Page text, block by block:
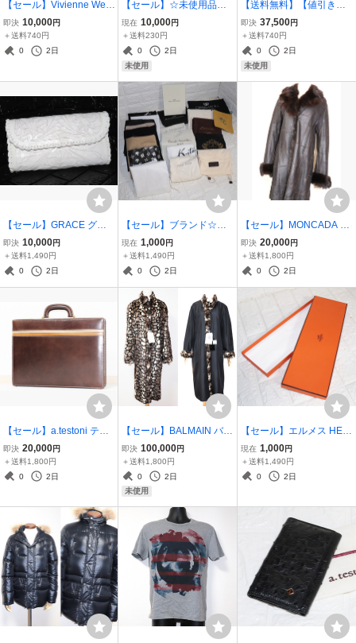
【セール】Vivienne West
wood ヴィヴィアン お洒
落オーブ♪☆美品☆収納◎
小銭入れ ラウンドジップ
即決 10,000円
＋送料740円
0
2日
【セール】☆未使用品☆
クロコレザー 鰐革 マルチ
ポケット 小銭入れ付き パ
ッチワーク ラウンドジッ
プ ギャランティカード付
現在 10,000円
＋送料230円
0
2日
未使用
【送料無料】【値引き
可】廃盤 未使用 BVLGAR
I ブルガリ オ パフメ オー
テルージュ EAU PARFUM
EE AU THE ROUGE 100
即決 37,500円
＋送料740円
0
2日
未使用
【セール】GRACE グレ
ース お洒落デザイン♪☆美
品☆カービング レザー 彫
刻 革 ポケット付き クラッ
即決 10,000円
＋送料1,490円
0
2日
【セール】ブランド☆美
品☆複数セット 大量 保存
袋
現在 1,000円
＋送料1,490円
0
2日
【セール】MONCADA モ
ンカーダ Wファーモデル♪
ラム ムートン レザー 羊革
FOX フォックス 毛皮 襟
ウター 女性
即決 20,000円
＋送料1,800円
0
2日
【セール】a.testoni テス
トーニ お洒落デザイン♪☆
良品☆ レザー 革 鍵付き
アタッシュケース 書類バ
即決 20,000円
＋送料1,800円
0
2日
【セール】BALMAIN バル
マン タグ付き 未使用品 ロ
シアンリス ロリス ロシア
リス シルク 100% リバー
シブル ロング コート アウ
即決 100,000円
＋送料1,800円
0
2日
未使用
【セール】エルメス HER
MES☆美品☆ 小物 装飾品
保存箱 ケース
現在 1,000円
＋送料1,490円
0
2日